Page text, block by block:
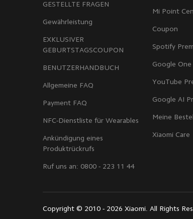
GESTELLTE FRAGEN
Gewährleistung
EXKLUSIVER
GEBURTSTAGSCOUPON
BENUTZERHANDBUCH
Allgemeine FAQ
Payment FAQ
NFC-Dienstliste für Wearables
Ankündigung eines
Produktrückrufs
Ruf uns an: 0800 - 223 11 44
Mi Point
Coupon
Spotify
Google One
YouTube
Google AI
Meine
Xiaomi Care
Copyright © 2010 - 2026 Xiaomi. All Rights